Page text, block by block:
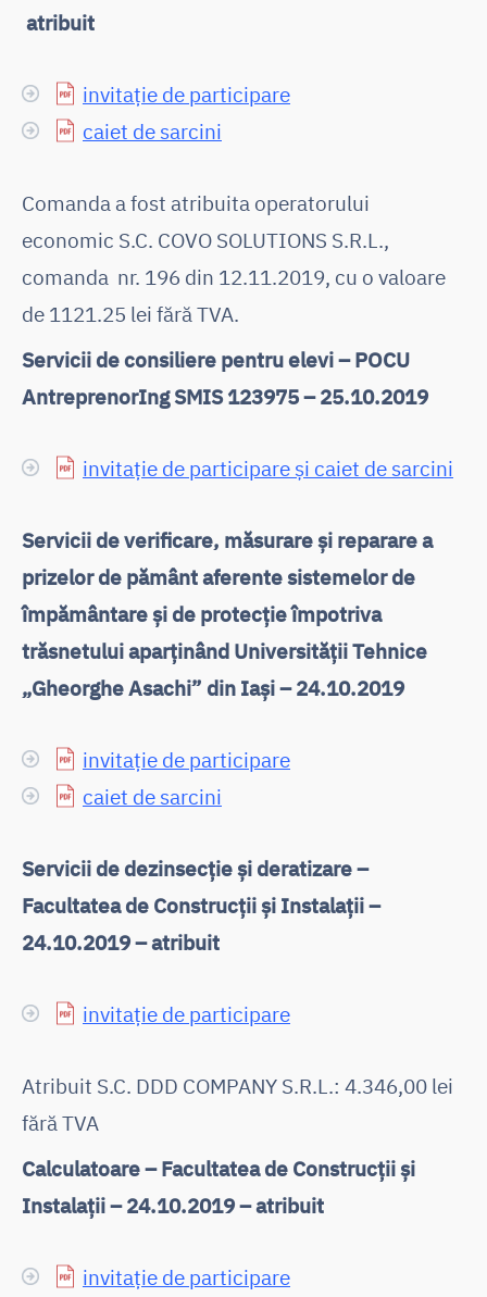
atribuit
invitație de participare
caiet de sarcini
Comanda a fost atribuita operatorului
economic S.C. COVO SOLUTIONS S.R.L.,
comanda nr. 196 din 12.11.2019, cu o valoare
de 1121.25 lei fără TVA.
Servicii de consiliere pentru elevi – POCU
AntreprenorIng SMIS 123975 – 25.10.2019
invitație de participare și caiet de sarcini
Servicii de verificare, măsurare și reparare a
prizelor de pământ aferente sistemelor de
împământare și de protecție împotriva
trăsnetului aparținând Universității Tehnice
„Gheorghe Asachi” din Iași – 24.10.2019
invitație de participare
caiet de sarcini
Servicii de dezinsecție și deratizare –
Facultatea de Construcții și Instalații –
24.10.2019 – atribuit
invitație de participare
Atribuit S.C. DDD COMPANY S.R.L.: 4.346,00 lei
fără TVA
Calculatoare – Facultatea de Construcții și
Instalații – 24.10.2019 – atribuit
invitație de participare